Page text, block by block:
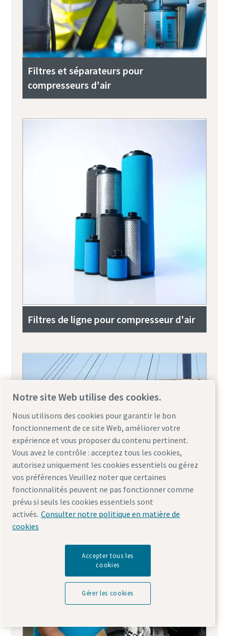
Filtres et séparateurs pour
compresseurs d'air
Filtres de ligne pour compresseur d'air
Forfaits de service - Le meilleur de la
compresseur
Notre site Web utilise des cookies.
Nous utilisons des cookies pour garantir le bon
fonctionnement de ce site Web, améliorer votre
expérience et vous proposer du contenu pertinent.
Vous avez le contrôle : acceptez tous les cookies,
autorisez uniquement les cookies essentiels ou gérez
vos préférences Veuillez noter que certaines
fonctionnalités peuvent ne pas fonctionner comme
prévu si seuls les cookies essentiels sont
activés. Consulter notre politique en matière de
cookies
Accepter tous les
cookies
Gérer les cookies